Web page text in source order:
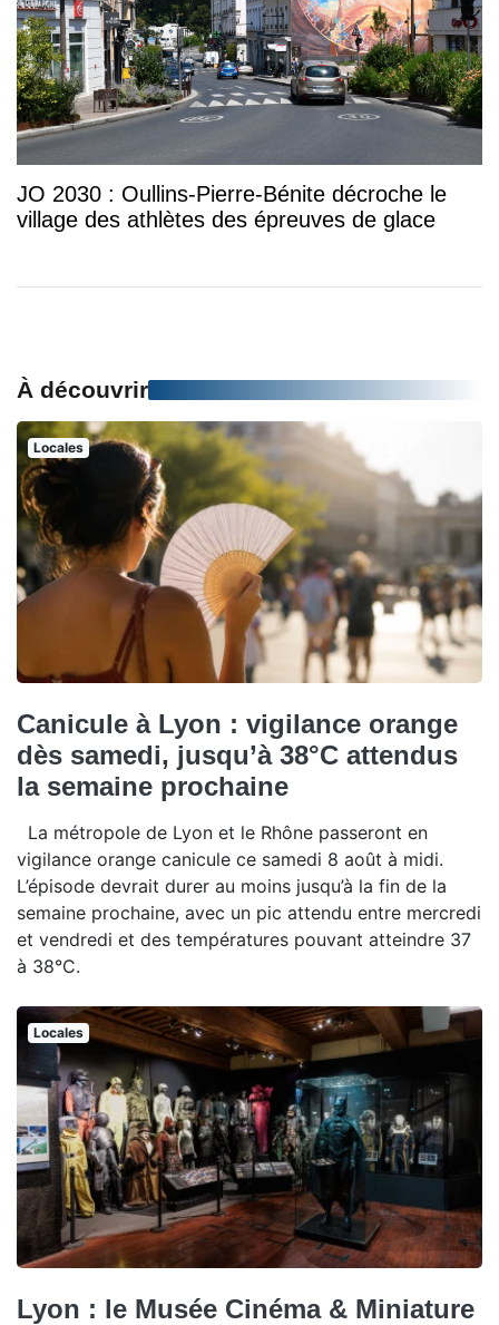
JO 2030 : Oullins-Pierre-Bénite décroche le
village des athlètes des épreuves de glace
À découvrir
Locales
Canicule à Lyon : vigilance orange
dès samedi, jusqu’à 38°C attendus
la semaine prochaine
La métropole de Lyon et le Rhône passeront en
vigilance orange canicule ce samedi 8 août à midi.
L’épisode devrait durer au moins jusqu’à la fin de la
semaine prochaine, avec un pic attendu entre mercredi
et vendredi et des températures pouvant atteindre 37
à 38°C.
Locales
Lyon : le Musée Cinéma & Miniature